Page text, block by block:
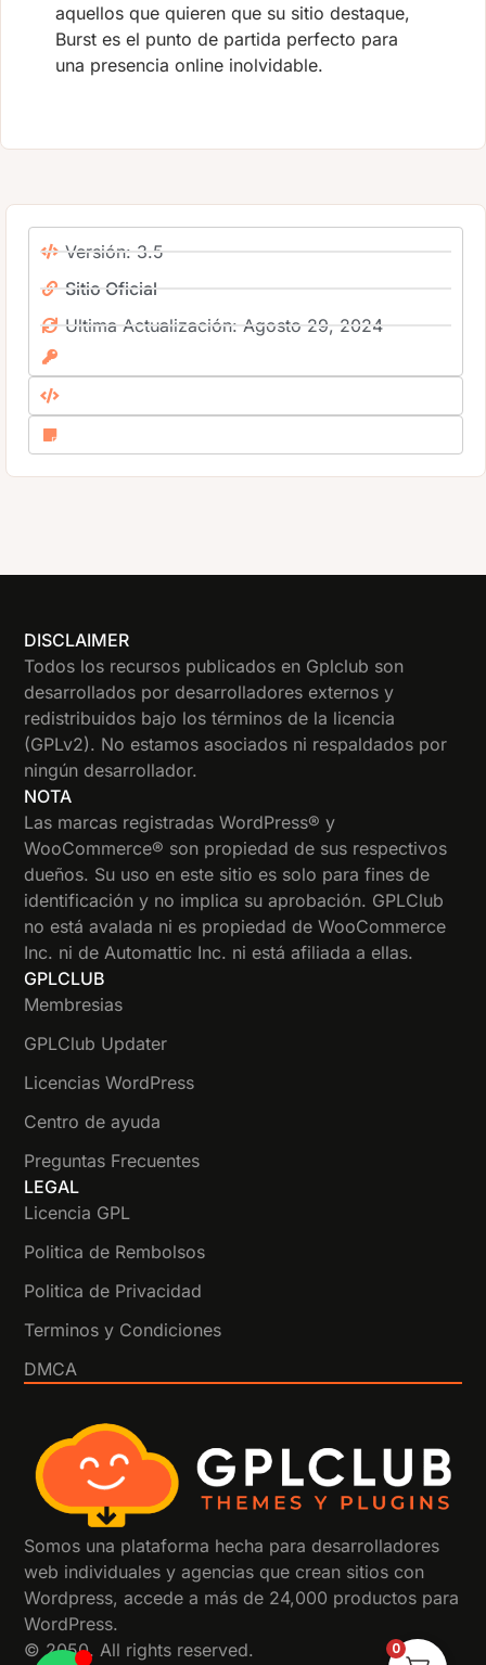
aquellos que quieren que su sitio destaque,
Burst es el punto de partida perfecto para
una presencia online inolvidable.
Versión: 3.5
Sitio Oficial
Ultima Actualización: Agosto 29, 2024
DISCLAIMER
Todos los recursos publicados en Gplclub son
desarrollados por desarrolladores externos y
redistribuidos bajo los términos de la licencia
(GPLv2). No estamos asociados ni respaldados por
ningún desarrollador.
NOTA
Las marcas registradas WordPress® y
WooCommerce® son propiedad de sus respectivos
dueños. Su uso en este sitio es solo para fines de
identificación y no implica su aprobación. GPLClub
no está avalada ni es propiedad de WooCommerce
Inc. ni de Automattic Inc. ni está afiliada a ellas.
GPLCLUB
Membresias
GPLClub Updater
Licencias WordPress
Centro de ayuda
Preguntas Frecuentes
LEGAL
Licencia GPL
Politica de Rembolsos
Politica de Privacidad
Terminos y Condiciones
DMCA
Somos una plataforma hecha para desarrolladores
web individuales y agencias que crean sitios con
Wordpress, accede a más de 24,000 productos para
WordPress.
© 2050. All rights reserved.
0